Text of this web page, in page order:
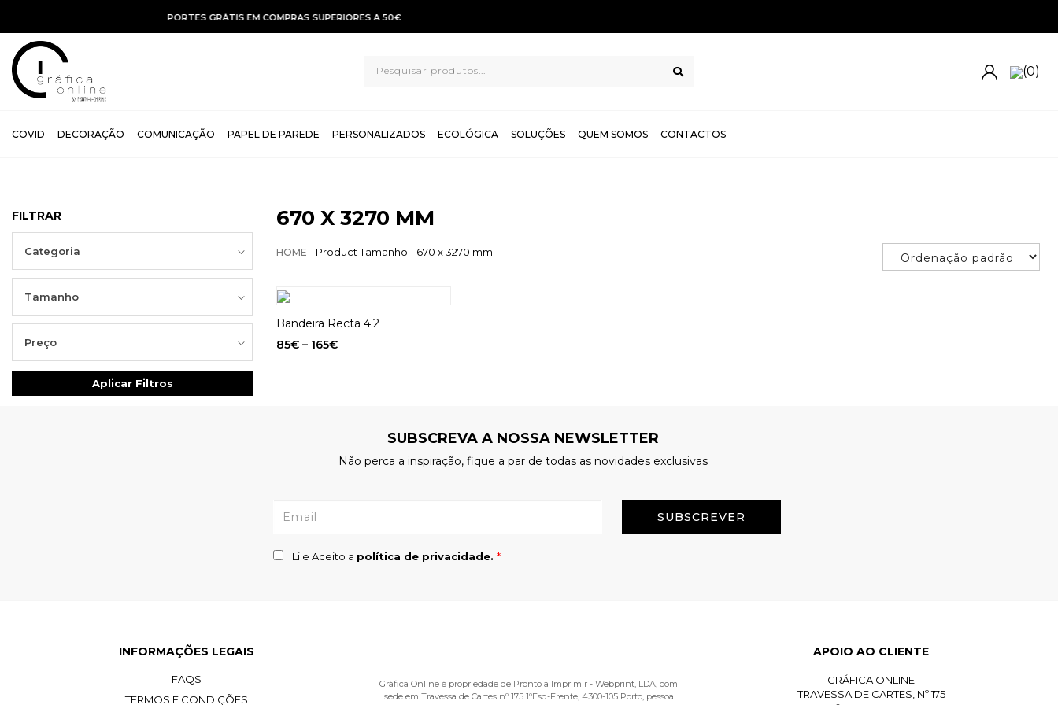
(0)
COVID DECORAÇÃO COMUNICAÇÃO PAPEL DE PAREDE PERSONALIZADOS ECOLÓGICA SOLUÇÕES QUEM SOMOS CONTACTOS
FILTRAR
Categoria
Tamanho
Preço
Aplicar Filtros
670 X 3270 MM
HOME - Product Tamanho - 670 x 3270 mm
Bandeira Recta 4.2
85€ – 165€
SUBSCREVA A NOSSA NEWSLETTER
Não perca a inspiração, fique a par de todas as novidades exclusivas
Li e Aceito a política de privacidade. *
INFORMAÇÕES LEGAIS
FAQS
TERMOS E CONDIÇÕES
Gráfica Online é propriedade de Pronto a Imprimir - Webprint, LDA, com
sede em Travessa de Cartes nº 175 1ºEsq-Frente, 4300-105 Porto, pessoa
APOIO AO CLIENTE
GRÁFICA ONLINE
TRAVESSA DE CARTES, Nº 175